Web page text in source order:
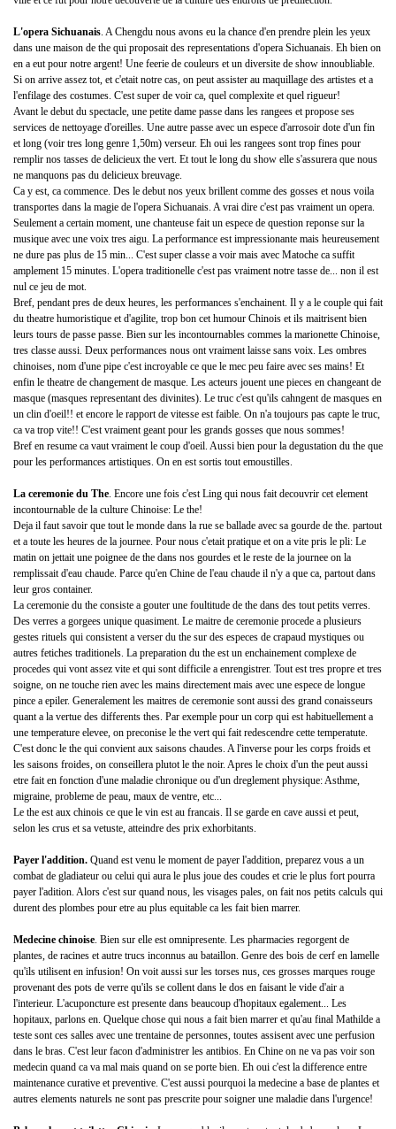
L'opera Sichuanais. A Chengdu nous avons eu la chance d'en prendre plein les yeux
dans une maison de the qui proposait des representations d'opera Sichuanais. Eh bien on
en a eut pour notre argent! Une feerie de couleurs et un diversite de show innoubliable.
Si on arrive assez tot, et c'etait notre cas, on peut assister au maquillage des artistes et a
l'enfilage des costumes. C'est super de voir ca, quel complexite et quel rigueur!
Avant le debut du spectacle, une petite dame passe dans les rangees et propose ses
services de nettoyage d'oreilles. Une autre passe avec un espece d'arrosoir dote d'un fin
et long (voir tres long genre 1,50m) verseur. Eh oui les rangees sont trop fines pour
remplir nos tasses de delicieux the vert. Et tout le long du show elle s'assurera que nous
ne manquons pas du delicieux breuvage.
Ca y est, ca commence. Des le debut nos yeux brillent comme des gosses et nous voila
transportes dans la magie de l'opera Sichuanais. A vrai dire c'est pas vraiment un opera.
Seulement a certain moment, une chanteuse fait un espece de question reponse sur la
musique avec une voix tres aigu. La performance est impressionante mais heureusement
ne dure pas plus de 15 min... C'est super classe a voir mais avec Matoche ca suffit
amplement 15 minutes. L'opera traditionelle c'est pas vraiment notre tasse de... non il est
nul ce jeu de mot.
Bref, pendant pres de deux heures, les performances s'enchainent. Il y a le couple qui fait
du theatre humoristique et d'agilite, trop bon cet humour Chinois et ils maitrisent bien
leurs tours de passe passe. Bien sur les incontournables commes la marionette Chinoise,
tres classe aussi. Deux performances nous ont vraiment laisse sans voix. Les ombres
chinoises, nom d'une pipe c'est incroyable ce que le mec peu faire avec ses mains! Et
enfin le theatre de changement de masque. Les acteurs jouent une pieces en changeant de
masque (masques representant des divinites). Le truc c'est qu'ils cahngent de masques en
un clin d'oeil!! et encore le rapport de vitesse est faible. On n'a toujours pas capte le truc,
ca va trop vite!! C'est vraiment geant pour les grands gosses que nous sommes!
Bref en resume ca vaut vraiment le coup d'oeil. Aussi bien pour la degustation du the que
pour les performances artistiques. On en est sortis tout emoustilles.
La ceremonie du The. Encore une fois c'est Ling qui nous fait decouvrir cet element
incontournable de la culture Chinoise: Le the!
Deja il faut savoir que tout le monde dans la rue se ballade avec sa gourde de the. partout
et a toute les heures de la journee. Pour nous c'etait pratique et on a vite pris le pli: Le
matin on jettait une poignee de the dans nos gourdes et le reste de la journee on la
remplissait d'eau chaude. Parce qu'en Chine de l'eau chaude il n'y a que ca, partout dans
leur gros container.
La ceremonie du the consiste a gouter une foultitude de the dans des tout petits verres.
Des verres a gorgees unique quasiment. Le maitre de ceremonie procede a plusieurs
gestes rituels qui consistent a verser du the sur des especes de crapaud mystiques ou
autres fetiches traditionels. La preparation du the est un enchainement complexe de
procedes qui vont assez vite et qui sont difficile a enrengistrer. Tout est tres propre et tres
soigne, on ne touche rien avec les mains directement mais avec une espece de longue
pince a epiler. Generalement les maitres de ceremonie sont aussi des grand conaisseurs
quant a la vertue des differents thes. Par exemple pour un corp qui est habituellement a
une temperature elevee, on preconise le the vert qui fait redescendre cette temperatute.
C'est donc le the qui convient aux saisons chaudes. A l'inverse pour les corps froids et
les saisons froides, on conseillera plutot le the noir. Apres le choix d'un the peut aussi
etre fait en fonction d'une maladie chronique ou d'un dreglement physique: Asthme,
migraine, probleme de peau, maux de ventre, etc...
Le the est aux chinois ce que le vin est au francais. Il se garde en cave aussi et peut,
selon les crus et sa vetuste, atteindre des prix exhorbitants.
Payer l'addition. Quand est venu le moment de payer l'addition, preparez vous a un
combat de gladiateur ou celui qui aura le plus joue des coudes et crie le plus fort pourra
payer l'adition. Alors c'est sur quand nous, les visages pales, on fait nos petits calculs qui
durent des plombes pour etre au plus equitable ca les fait bien marrer.
Medecine chinoise. Bien sur elle est omnipresente. Les pharmacies regorgent de
plantes, de racines et autre trucs inconnus au bataillon. Genre des bois de cerf en lamelle
qu'ils utilisent en infusion! On voit aussi sur les torses nus, ces grosses marques rouge
provenant des pots de verre qu'ils se collent dans le dos en faisant le vide d'air a
l'interieur. L'acuponcture est presente dans beaucoup d'hopitaux egalement... Les
hopitaux, parlons en. Quelque chose qui nous a fait bien marrer et qu'au final Mathilde a
teste sont ces salles avec une trentaine de personnes, toutes assisent avec une perfusion
dans le bras. C'est leur facon d'administrer les antibios. En Chine on ne va pas voir son
medecin quand ca va mal mais quand on se porte bien. Eh oui c'est la difference entre
maintenance curative et preventive. C'est aussi pourquoi la medecine a base de plantes et
autres elements naturels ne sont pas prescrite pour soigner une maladie dans l'urgence!